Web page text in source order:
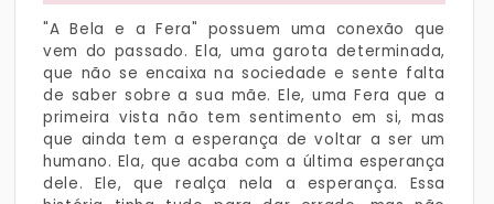
"A Bela e a Fera" possuem uma conexão que
vem do passado. Ela, uma garota determinada,
que não se encaixa na sociedade e sente falta
de saber sobre a sua mãe. Ele, uma Fera que a
primeira vista não tem sentimento em si, mas
que ainda tem a esperança de voltar a ser um
humano. Ela, que acaba com a última esperança
dele. Ele, que realça nela a esperança. Essa